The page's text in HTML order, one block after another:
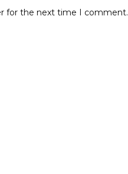
for the next time I comment.